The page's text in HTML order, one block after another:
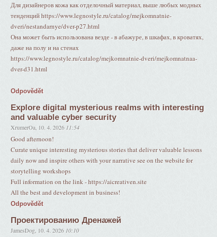
Для дизайнеров кожа как отделочный материал, выше любых модных
тенденций https://www.legnostyle.ru/catalog/mejkomnatnie-
dveri/nestandarnye/dver-p27.html
Она может быть использована везде - в абажуре, в шкафах, в кроватях,
даже на полу и на стенах
https://www.legnostyle.ru/catalog/mejkomnatnie-dveri/mejkomnatnaa-
dver-d31.html
Odpovědět
Explore digital mysterious realms with interesting
and valuable cyber security
XrumerOa 10. 4. 2026 11:54
Good afternoon!
Curate unique interesting mysterious stories that deliver valuable lessons
daily now and inspire others with your narrative see on the website for
storytelling workshops
Full information on the link - https://aicreativen.site
All the best and development in business!
Odpovědět
Проектированию Дренажей
JamesDog 10. 4. 2026 10:10